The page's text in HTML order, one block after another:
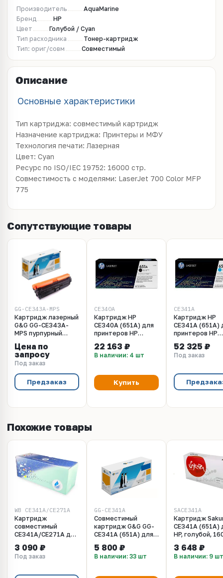
Производитель
AquaMarine
Бренд
HP
Цвет
Голубой / Cyan
Тип расходника
Тонер-картридж
Тип: ориг/совм
Совместимый
Описание
Основные характеристики
Тип картриджа: совместимый картридж
Назначение картриджа: Принтеры и МФУ
Технология печати: Лазерная
Цвет: Cyan
Ресурс по ISO/IEC 19752: 16000 стр.
Совместимость с моделями: LaserJet 700 Color MFP
775
Сопутствующие товары
GG-CE343A-MPS
Картридж лазерный
G&G GG-CE343A-
MPS пурпурный
CLJ M775
Цена по
запросу
Под заказ
Предзаказ
CE340A
Картридж HP
CE340A (651A) для
принтеров HP
700 color MFP
M775dn, M775f,
(черный, 13500 стр.)
22 163 ₽
В наличии: 4 шт
Купить
CE341A
Картридж HP
CE341A (651A)
принтеров HP
700 color MFP
M775dn, M775f,
(голубой,
стр.)
52 325 ₽
Под заказ
Похожие товары
WB CE341A/CE271A
Картридж
cовместимый
CE341A/CE271A для
700 color MFP
M775dn, M775f,
Color LaserJet
3 090 ₽
Под заказ
GG-CE341A
Совместимый
картридж G&G GG-
CE341A (651A) для
стр., голубой, с
чипом
5 800 ₽
В наличии: 33 шт
SACE341A
Картридж
CE341A (651A)
HP, голубой,
3 648 ₽
В наличии: 9 шт